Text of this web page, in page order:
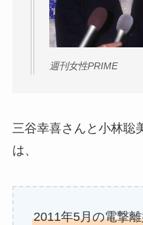
週刊女性PRIME
三谷幸喜さんと小林聡
は、
2011年5月の電撃